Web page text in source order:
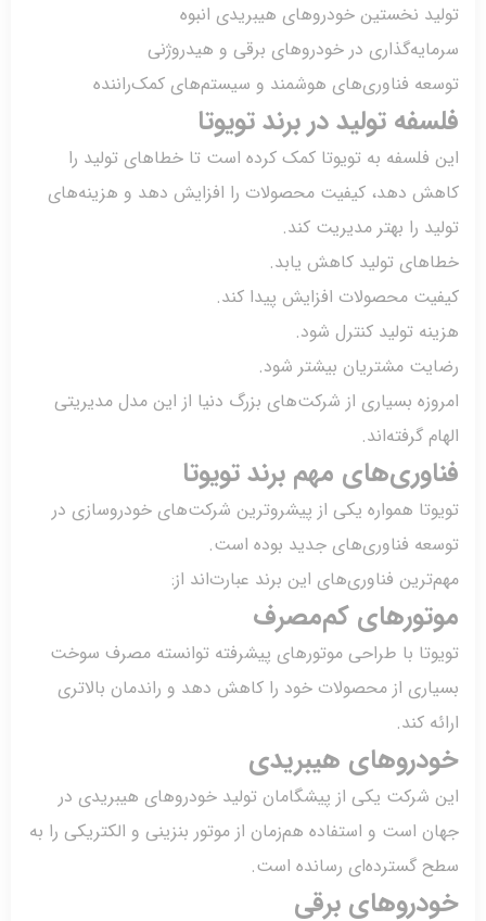
نخستین خودروهای هیبریدی انبوه
در خودروهای برقی و هیدروژنی
فناوری‌های هوشمند و سیستم‌های کمک‌راننده
تولید در برند تویوتا
فلسفه به تویوتا کمک کرده است تا خطاهای تولید را
دهد، کیفیت محصولات را افزایش دهد و هزینه‌های
را بهتر مدیریت کند.
تولید کاهش یابد.
محصولات افزایش پیدا کند.
تولید کنترل شود.
مشتریان بیشتر شود.
بسیاری از شرکت‌های بزرگ دنیا از این مدل مدیریتی
گرفته‌اند.
مهم برند تویوتا
همواره یکی از پیشروترین شرکت‌های خودروسازی در
فناوری‌های جدید بوده است.
فناوری‌های این برند عبارت‌اند از:
کم‌مصرف
با طراحی موتورهای پیشرفته توانسته مصرف سوخت
از محصولات خود را کاهش دهد و راندمان بالاتری
کند.
هیبریدی
شرکت یکی از پیشگامان تولید خودروهای هیبریدی در
است و استفاده هم‌زمان از موتور بنزینی و الکتریکی را به
گسترده‌ای رسانده است.
برقی